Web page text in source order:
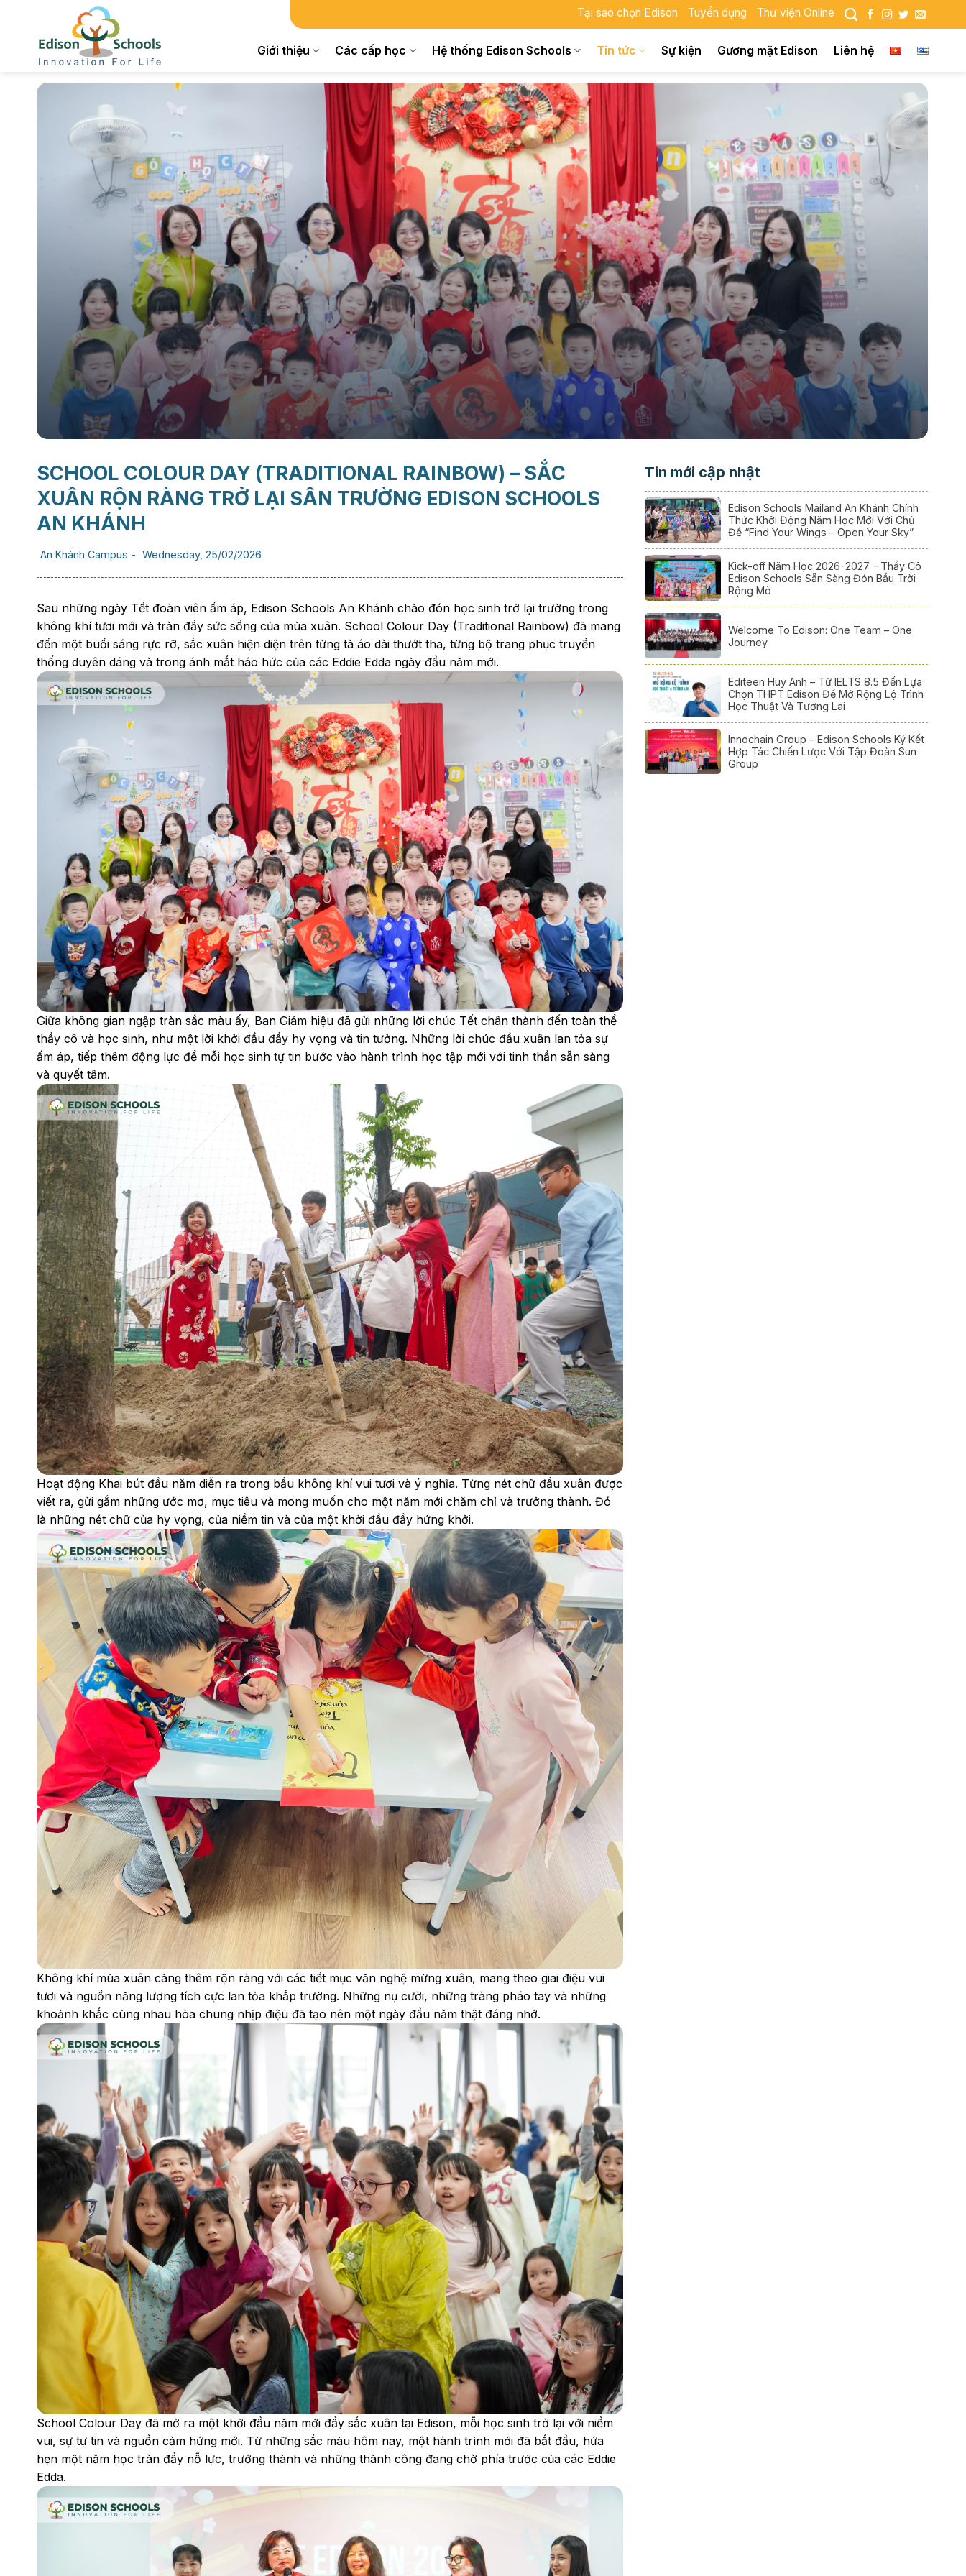
Tại sao chọn Edison Tuyển dụng Thư viện Online
Giới thiệu Các cấp học Hệ thống Edison Schools Tin tức Sự kiện Gương mặt Edison Liên hệ
SCHOOL COLOUR DAY (TRADITIONAL RAINBOW) – SẮC
XUÂN RỘN RÀNG TRỞ LẠI SÂN TRƯỜNG EDISON SCHOOLS
AN KHÁNH
An Khánh Campus - Wednesday, 25/02/2026
Sau những ngày Tết đoàn viên ấm áp, Edison Schools An Khánh chào đón học sinh trở lại trường trong
không khí tươi mới và tràn đầy sức sống của mùa xuân. School Colour Day (Traditional Rainbow) đã mang
đến một buổi sáng rực rỡ, sắc xuân hiện diện trên từng tà áo dài thướt tha, từng bộ trang phục truyền
thống duyên dáng và trong ánh mắt háo hức của các Eddie Edda ngày đầu năm mới.
Giữa không gian ngập tràn sắc màu ấy, Ban Giám hiệu đã gửi những lời chúc Tết chân thành đến toàn thể
thầy cô và học sinh, như một lời khởi đầu đầy hy vọng và tin tưởng. Những lời chúc đầu xuân lan tỏa sự
ấm áp, tiếp thêm động lực để mỗi học sinh tự tin bước vào hành trình học tập mới với tinh thần sẵn sàng
và quyết tâm.
Hoạt động Khai bút đầu năm diễn ra trong bầu không khí vui tươi và ý nghĩa. Từng nét chữ đầu xuân được
viết ra, gửi gắm những ước mơ, mục tiêu và mong muốn cho một năm mới chăm chỉ và trưởng thành. Đó
là những nét chữ của hy vọng, của niềm tin và của một khởi đầu đầy hứng khởi.
Không khí mùa xuân càng thêm rộn ràng với các tiết mục văn nghệ mừng xuân, mang theo giai điệu vui
tươi và nguồn năng lượng tích cực lan tỏa khắp trường. Những nụ cười, những tràng pháo tay và những
khoảnh khắc cùng nhau hòa chung nhịp điệu đã tạo nên một ngày đầu năm thật đáng nhớ.
School Colour Day đã mở ra một khởi đầu năm mới đầy sắc xuân tại Edison, mỗi học sinh trở lại với niềm
vui, sự tự tin và nguồn cảm hứng mới. Từ những sắc màu hôm nay, một hành trình mới đã bắt đầu, hứa
hẹn một năm học tràn đầy nỗ lực, trưởng thành và những thành công đang chờ phía trước của các Eddie
Edda.
Tin mới cập nhật
Edison Schools Mailand An Khánh Chính
Thức Khởi Động Năm Học Mới Với Chủ
Đề “Find Your Wings – Open Your Sky”
Kick-off Năm Học 2026-2027 – Thầy Cô
Edison Schools Sẵn Sàng Đón Bầu Trời
Rộng Mở
Welcome To Edison: One Team – One
Journey
Editeen Huy Anh – Từ IELTS 8.5 Đến Lựa
Chọn THPT Edison Để Mở Rộng Lộ Trình
Học Thuật Và Tương Lai
Innochain Group – Edison Schools Ký Kết
Hợp Tác Chiến Lược Với Tập Đoàn Sun
Group